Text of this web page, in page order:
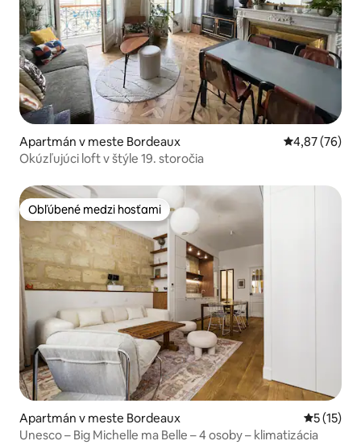
Apartmán v meste Bordeaux Priemerné
4,87 (76)
Okúzľujúci loft v štýle 19. storočia
Obľúbené medzi hosťami
Obľúbené medzi hosťami
Apartmán v meste Bordeaux
5 (15)
Unesco – Big Michelle ma Belle – 4 osoby – klimatizácia